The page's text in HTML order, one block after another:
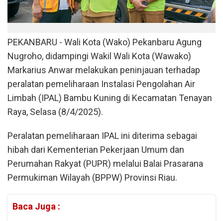
PEKANBARU - Wali Kota (Wako) Pekanbaru Agung
Nugroho, didampingi Wakil Wali Kota (Wawako)
Markarius Anwar melakukan peninjauan terhadap
peralatan pemeliharaan Instalasi Pengolahan Air
Limbah (IPAL) Bambu Kuning di Kecamatan Tenayan
Raya, Selasa (8/4/2025).
Peralatan pemeliharaan IPAL ini diterima sebagai
hibah dari Kementerian Pekerjaan Umum dan
Perumahan Rakyat (PUPR) melalui Balai Prasarana
Permukiman Wilayah (BPPW) Provinsi Riau.
Baca Juga :